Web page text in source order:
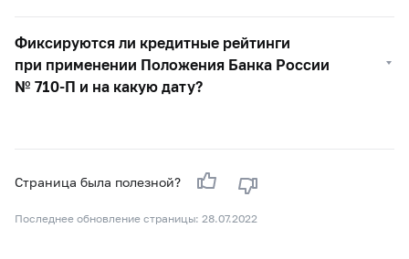
Фиксируются ли кредитные рейтинги
при применении Положения Банка России
№ 710-П и на какую дату?
Страница была полезной?
Последнее обновление страницы: 28.07.2022